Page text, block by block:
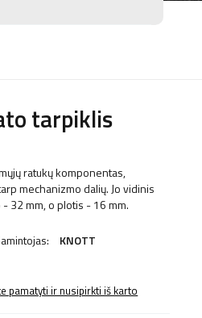
tarpiklis
ratukų komponentas,
mechanizmo dalių. Jo vidinis
32 mm, o plotis - 16 mm.
KNOTT
pamatyti ir nusipirkti iš karto